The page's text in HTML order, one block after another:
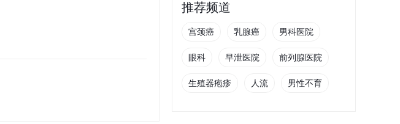
推荐频道
宫颈癌 乳腺癌 男科医院
眼科 早泄医院 前列腺医院
生殖器疱疹 人流 男性不育